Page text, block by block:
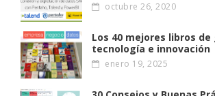
octubre 26, 2020
Los 40 mejores libros
tecnología e innovación
enero 19, 2025